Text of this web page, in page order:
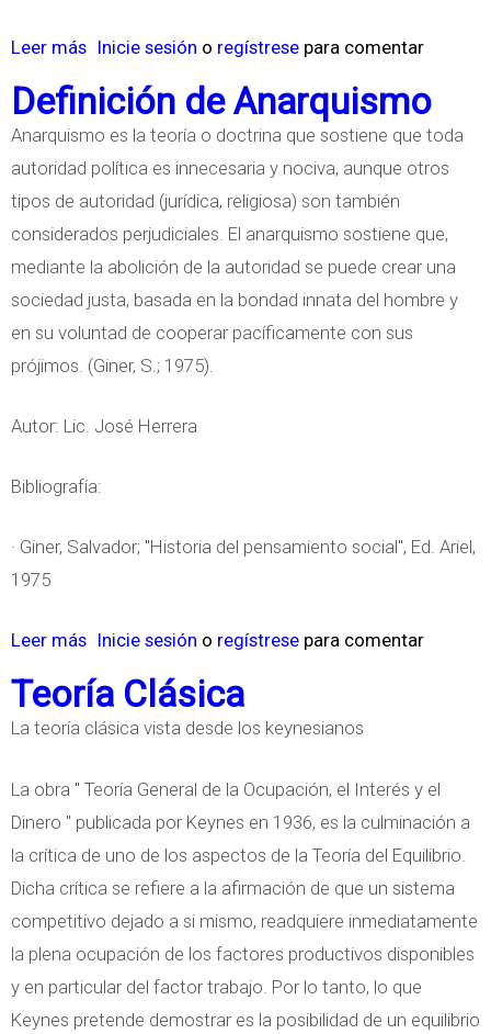
a
n
c
Leer más
b
r
e
B
a
w
e
r
k
Inicie sesión o regístrese para comentar
Definición de Anarquismo
Anarquismo es la teoría o doctrina que sostiene que toda
autoridad política es innecesaria y nociva, aunque otros
tipos de autoridad (jurídica, religiosa) son también
considerados perjudiciales. El anarquismo sostiene que,
mediante la abolición de la autoridad se puede crear una
sociedad justa, basada en la bondad innata del hombre y
en su voluntad de cooperar pacíficamente con sus
prójimos. (Giner, S.; 1975).
Autor: Lic. José Herrera
Bibliografía:
· Giner, Salvador; "Historia del pensamiento social", Ed. Ariel,
1975
Leer más
o
b
r
Inicie sesión o regístrese para comentar
Teoría Clásica
La teoría clásica vista desde los keynesianos
La obra " Teoría General de la Ocupación, el Interés y el
Dinero " publicada por Keynes en 1936, es la culminación a
la crítica de uno de los aspectos de la Teoría del Equilibrio.
Dicha crítica se refiere a la afirmación de que un sistema
competitivo dejado a si mismo, readquiere inmediatamente
la plena ocupación de los factores productivos disponibles
y en particular del factor trabajo. Por lo tanto, lo que
Keynes pretende demostrar es la posibilidad de un equilibrio